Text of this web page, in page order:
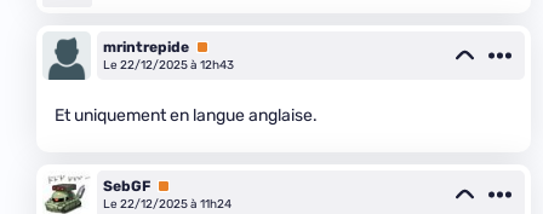
mrintrepide Premium
Le 22/12/2025 à 12h43
Et uniquement en langue anglaise.
SebGF Premium
Le 22/12/2025 à 11h24